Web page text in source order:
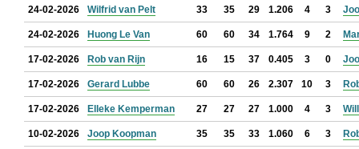
24-02-2026 Wilfrid van Pelt 33 35 29 1.206 4 3
24-02-2026 Huong Le Van 60 60 34 1.764 9 2
17-02-2026 Rob van Rijn 16 15 37 0.405 3 0
17-02-2026 Gerard Lubbe 60 60 26 2.307 10 3
17-02-2026 Elleke Kemperman 27 27 27 1.000 4 3
10-02-2026 Joop Koopman 35 35 33 1.060 6 3